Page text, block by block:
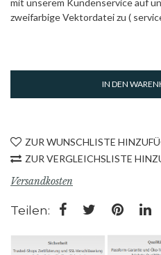
mit unserem Kundenservice auf
zweifarbige Vektordatei zu (
IN DEN
ZUR WUNSCHLISTE
ZUR VERGLEICHSLISTE
Versandkosten
Teilen: